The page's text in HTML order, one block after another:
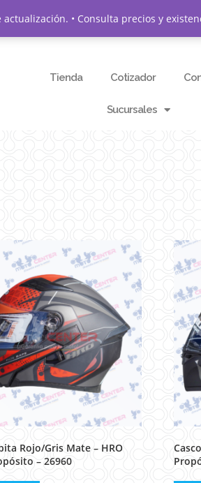
Tienda Cotizador
Sucursales
Rojo/Gris Mate – HRO
– 26960
• Consulta precios y